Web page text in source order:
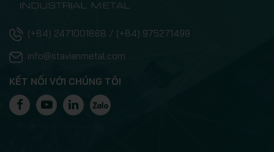
(+84) 2471001868 / (+84) 975271499
info@stavianmetal.com
KẾT NỐI VỚI CHÚNG TÔI